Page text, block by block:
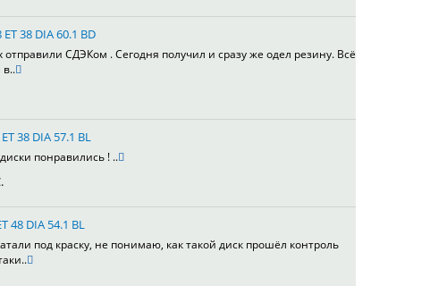
38 DIA 60.1 BD
СДЭКом . Сегодня получил и сразу же одел резину. Всё
в..
38 DIA 57.1 BL
понравились ! ..
48 DIA 54.1 BL
под краску, не понимаю, как такой диск прошёл контроль